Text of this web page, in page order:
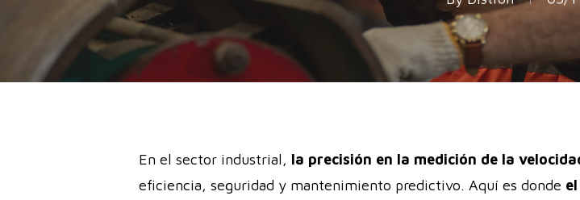
En el sector industrial, la precisión en la medición de la
eficiencia, seguridad y mantenimiento predictivo. Aquí es donde